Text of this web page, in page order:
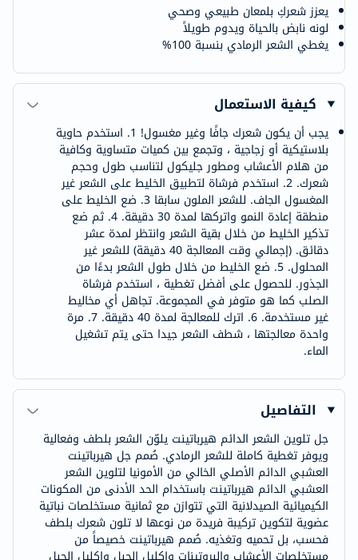
يعزز شعركِ بلمعان طبيعي وصحي
لونه نابض بالحياة ويدوم طويلاً
يغطي الشعر الرمادي بنسبة 100%
كيفية الاستعمال
يجب أن يكون شعرك جافًا وغير مغسول! 1. استخدم حاوية
بلاستيكية أو زجاجية ، وتجمع بين كميات متساوية وكافية
من هلام الأعشاب ومطور جليكول لتناسب طول وحجم
شعرك. 2. استخدم فرشاة لتطبيق الخليط على الشعر غير
المغسول الجاف. للشعر الملون سابقا 3. ضع الخليط على
منطقة إعادة النمو واتركها لمدة 30 دقيقة. 4. ثم ضع
تذكير الخليط من خلال بقية الشعر وانتظر لمدة عشر
دقائق. (إجمالي وقت المعالجة 40 دقيقة) للشعر غير
المحلول. 5. ضع الخليط من خلال طول الشعر بدءًا من
الجذور. للحصول على أفضل تغطية ، استخدم فرشاة
الصلب كما هو متوفر في المجموعة. تجاهل أي مخاليط
غير مستخدمة. 6. اترك للمعالجة لمدة 40 دقيقة. 7. مرة
واحدة معالجتها ، شطف الشعر جيدا حتى يتم تشغيل
الماء.
التفاصيل
جل تلوين الشعر الدائم هيرباتينت يلوّن الشعر بلطف وفعالية
ويوفر تغطية كاملة للشعر الرمادي. صُمم جل هيرباتينت
العشبي الدائم الأصلي الخالي من الأمونيا لتلوين الشعر
العشبي الدائم هيرباتينت باستخدام الحد الأدنى من المكونات
الكيميائية الصيدلانية التي تتوازن مع ثمانية مستخلصات نباتية
عضوية لتكوين تركيبة فريدة من نوعها لا تلون شعرك بلطف
فحسب، بل تحميه وتغذيه. صُمم هيرباتينت خصيصاً من